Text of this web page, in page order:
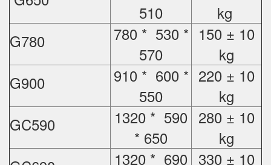
510
kg
G780
780 * 530 *
570
150 ± 10
kg
G900
910 * 600 *
550
220 ± 10
kg
GC590
1320 * 590
* 650
280 ± 10
kg
1320 * 690 330 ± 10